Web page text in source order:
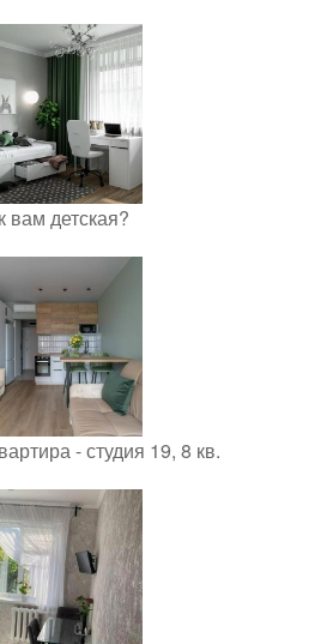
вам детская?
- студия 19, 8 кв.